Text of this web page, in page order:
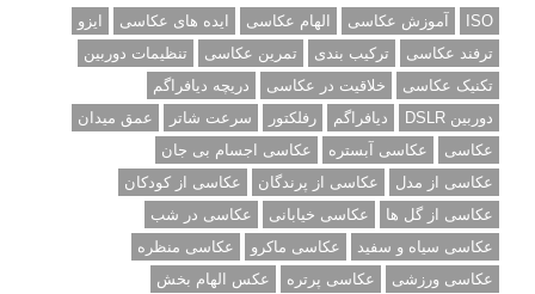
ISO آموزش عکاسی الهام عکاسی ایده های عکاسی
ایزو
ترفند عکاسی
ترکیب بندی تمرین عکاسی
تنظیمات دوربین
تکنیک عکاسی
خلاقیت در عکاسی
دریچه دیافراگم
دوربین DSLR
دیافراگم رفلکتور سرعت شاتر
عمق میدان
عکاسی
عکاسی آبستره
عکاسی اجسام بی جان
عکاسی از مدل
عکاسی از پرندگان
عکاسی از کودکان
عکاسی از گل ها
عکاسی خیابانی
عکاسی در شب
عکاسی سیاه و سفید
عکاسی ماکرو
عکاسی منظره
عکاسی ورزشی
عکاسی پرتره
عکس الهام بخش